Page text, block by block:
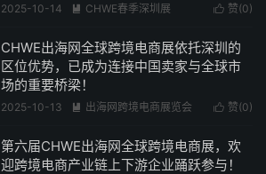
 赞(0)
2025-10-14  CHWE春季深圳展
CHWE出海网全球跨境电商展依托深圳的
区位优势，已成为连接中国卖家与全球市
场的重要桥梁！
 赞(0)
2025-10-13  出海网跨境电商展览会
第六届CHWE出海网全球跨境电商展，欢
迎跨境电商产业链上下游企业踊跃参与！